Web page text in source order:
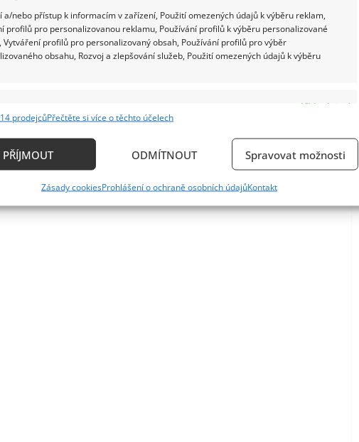
a/nebo přístup k informacím v zařízení, Použití omezených údajů k výběru reklam,
profilů pro personalizovanou reklamu, Používání profilů k výběru personalizované
Vytváření profilů pro personalizovaný obsah, Používání profilů pro výběr
obsahu, Rozvoj a zlepšování služeb, Použití omezených údajů k výběru
Vždy aktivní
zařízení na základě automaticky přenášených informací.
aktivně vyžádaných informací.
prodejcůPřečtěte si více o těchto účelech
PŘÍJMOUT ODMÍTNOUT Spravovat možnosti
Zásady cookiesProhlášení o ochraně osobních údajůKontakt